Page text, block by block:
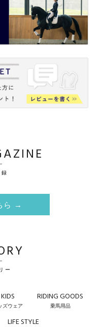
ら →
ー
KIDS
ズウェア
RIDING GOODS
乗馬用品
LIFE STYLE